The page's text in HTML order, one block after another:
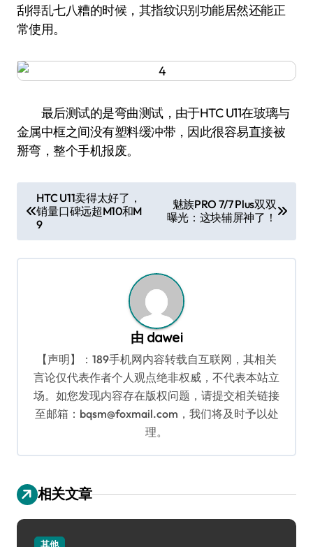
刮得乱七八糟的时候，其指纹识别功能居然还能正
常使用。
最后测试的是弯曲测试，由于HTC U11在玻璃与
金属中框之间没有塑料缓冲带，因此很容易直接被
掰弯，整个手机报废。
章
导
航
HTC U11卖得太好了，
销量口碑远超M10和M
9
魅族PRO 7/7 Plus双双
曝光：这块辅屏神了！
由 dawei
【声明】：189手机网内容转载自互联网，其相关
言论仅代表作者个人观点绝非权威，不代表本站立
场。如您发现内容存在版权问题，请提交相关链接
至邮箱：bqsm@foxmail.com，我们将及时予以处
理。
相关文章
其他